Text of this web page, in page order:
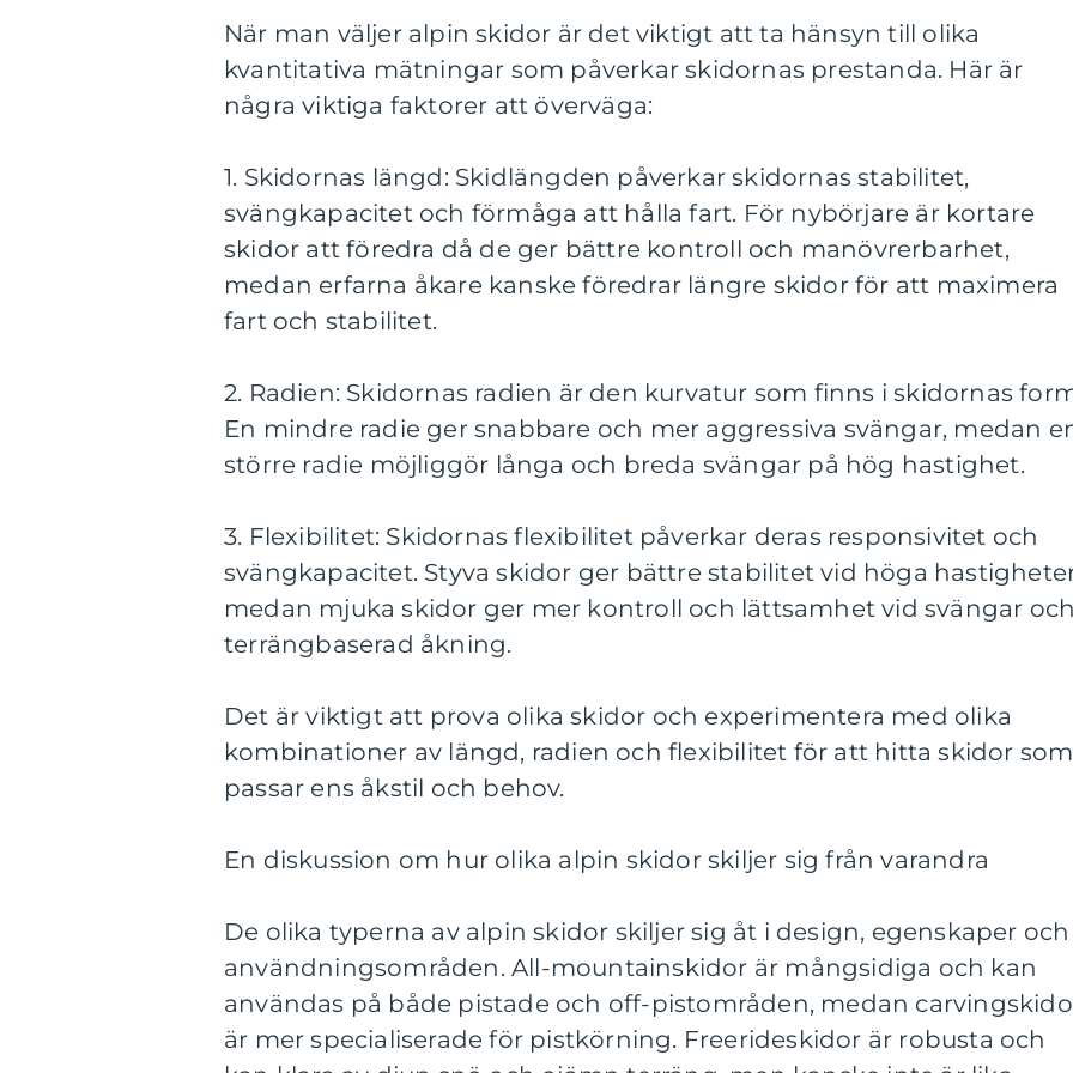
När man väljer alpin skidor är det viktigt att ta hänsyn till olika
kvantitativa mätningar som påverkar skidornas prestanda. Här är
några viktiga faktorer att överväga:
1. Skidornas längd: Skidlängden påverkar skidornas stabilitet,
svängkapacitet och förmåga att hålla fart. För nybörjare är kortare
skidor att föredra då de ger bättre kontroll och manövrerbarhet,
medan erfarna åkare kanske föredrar längre skidor för att maximera
fart och stabilitet.
2. Radien: Skidornas radien är den kurvatur som finns i skidornas
En mindre radie ger snabbare och mer aggressiva svängar, medan
större radie möjliggör långa och breda svängar på hög hastighet.
3. Flexibilitet: Skidornas flexibilitet påverkar deras responsivitet och
svängkapacitet. Styva skidor ger bättre stabilitet vid höga
medan mjuka skidor ger mer kontroll och lättsamhet vid svängar
terrängbaserad åkning.
Det är viktigt att prova olika skidor och experimentera med olika
kombinationer av längd, radien och flexibilitet för att hitta skidor som
passar ens åkstil och behov.
En diskussion om hur olika alpin skidor skiljer sig från varandra
De olika typerna av alpin skidor skiljer sig åt i design, egenskaper och
användningsområden. All-mountainskidor är mångsidiga och kan
användas på både pistade och off-pistområden, medan
är mer specialiserade för pistkörning. Freerideskidor är robusta och